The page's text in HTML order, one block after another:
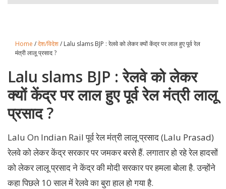
Home /देश/विदेश/ Lalu slams BJP : रेलवे को लेकर क्यों केंद्र पर लाल हुए पूर्व रेल
मंत्री लालू प्रसाद ?
Lalu slams BJP : रेलवे को लेकर
क्यों केंद्र पर लाल हुए पूर्व रेल मंत्री लालू
प्रसाद ?
Lalu On Indian Rail पूर्व रेल मंत्री लालू प्रसाद (Lalu Prasad)
रेलवे को लेकर केंद्र सरकार पर जमकर बरसे हैं. लगातार हो रहे रेल हादसों
को लेकर लालू प्रसाद ने केंद्र की मोदी सरकार पर हमला बोला है. उन्होंने
कहा पिछले 10 साल में रेलवे का बुरा हाल हो गया है.